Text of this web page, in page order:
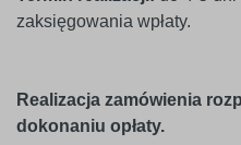
zaksięgowania wpłaty.
Realizacja zamówienia
dokonaniu opłaty.